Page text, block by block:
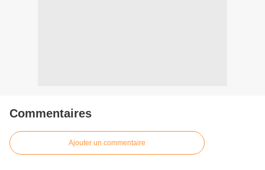
Commentaires
Ajouter un commentaire